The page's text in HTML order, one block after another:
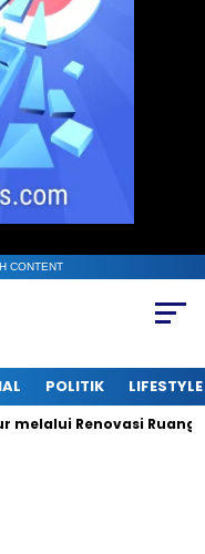
CONTENT
POLITIK LIFESTYLE
Renovasi Ruang